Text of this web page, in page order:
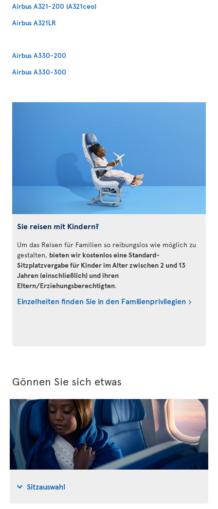
Airbus A321-200 (A321ceo)
Airbus A321LR
Airbus A330-200
Airbus A330-300
Sie reisen mit Kindern?
Um das Reisen für Familien so reibungslos wie möglich zu
gestalten, bieten wir kostenlos eine Standard-
Sitzplatzvergabe für Kinder im Alter zwischen 2 und 13
Jahren (einschließlich) und ihren
Eltern/Erziehungsberechtigten.
Einzelheiten finden Sie in den Familienprivilegien
Gönnen Sie sich etwas
Sitzauswahl